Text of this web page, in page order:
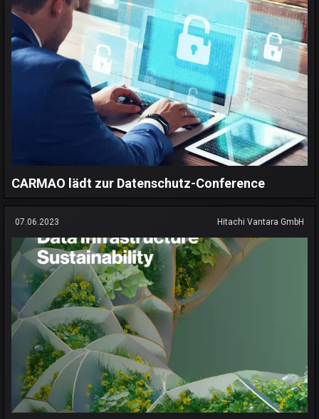
CARMAO lädt zur Datenschutz-Conference
07.06.2023 Hitachi Vantara GmbH